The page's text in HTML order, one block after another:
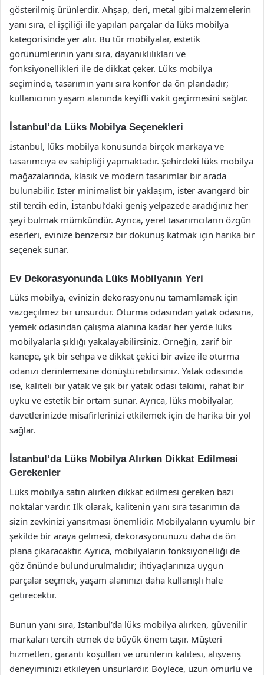
gösterilmiş ürünlerdir. Ahşap, deri, metal gibi malzemelerin
yanı sıra, el işçiliği ile yapılan parçalar da lüks mobilya
kategorisinde yer alır. Bu tür mobilyalar, estetik
görünümlerinin yanı sıra, dayanıklılıkları ve
fonksiyonellikleri ile de dikkat çeker. Lüks mobilya
seçiminde, tasarımın yanı sıra konfor da ön plandadır;
kullanıcının yaşam alanında keyifli vakit geçirmesini sağlar.
İstanbul’da Lüks Mobilya Seçenekleri
İstanbul, lüks mobilya konusunda birçok markaya ve
tasarımcıya ev sahipliği yapmaktadır. Şehirdeki lüks mobilya
mağazalarında, klasik ve modern tasarımlar bir arada
bulunabilir. İster minimalist bir yaklaşım, ister avangard bir
stil tercih edin, İstanbul’daki geniş yelpazede aradığınız her
şeyi bulmak mümkündür. Ayrıca, yerel tasarımcıların özgün
eserleri, evinize benzersiz bir dokunuş katmak için harika bir
seçenek sunar.
Ev Dekorasyonunda Lüks Mobilyanın Yeri
Lüks mobilya, evinizin dekorasyonunu tamamlamak için
vazgeçilmez bir unsurdur. Oturma odasından yatak odasına,
yemek odasından çalışma alanına kadar her yerde lüks
mobilyalarla şıklığı yakalayabilirsiniz. Örneğin, zarif bir
kanepe, şık bir sehpa ve dikkat çekici bir avize ile oturma
odanızı derinlemesine dönüştürebilirsiniz. Yatak odasında
ise, kaliteli bir yatak ve şık bir yatak odası takımı, rahat bir
uyku ve estetik bir ortam sunar. Ayrıca, lüks mobilyalar,
davetlerinizde misafirlerinizi etkilemek için de harika bir yol
sağlar.
İstanbul’da Lüks Mobilya Alırken Dikkat Edilmesi
Gerekenler
Lüks mobilya satın alırken dikkat edilmesi gereken bazı
noktalar vardır. İlk olarak, kalitenin yanı sıra tasarımın da
sizin zevkinizi yansıtması önemlidir. Mobilyaların uyumlu bir
şekilde bir araya gelmesi, dekorasyonunuzu daha da ön
plana çıkaracaktır. Ayrıca, mobilyaların fonksiyonelliği de
göz önünde bulundurulmalıdır; ihtiyaçlarınıza uygun
parçalar seçmek, yaşam alanınızı daha kullanışlı hale
getirecektir.
Bunun yanı sıra, İstanbul’da lüks mobilya alırken, güvenilir
markaları tercih etmek de büyük önem taşır. Müşteri
hizmetleri, garanti koşulları ve ürünlerin kalitesi, alışveriş
deneyiminizi etkileyen unsurlardır. Böylece, uzun ömürlü ve